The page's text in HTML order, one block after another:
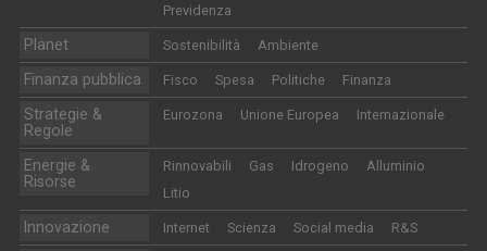
Previdenza
Planet Sostenibilità Ambiente
Finanza pubblica Fisco Spesa Politiche Finanza
Strategie &
Regole
Eurozona Unione Europea Internazionale
Energie &
Risorse
Rinnovabili Gas Idrogeno
Alluminio
Litio
Innovazione Internet Scienza Social media R&S